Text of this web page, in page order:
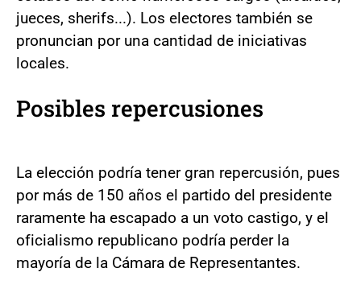
jueces, sherifs...). Los electores también se
pronuncian por una cantidad de iniciativas
locales.
Posibles repercusiones
La elección podría tener gran repercusión, pues
por más de 150 años el partido del presidente
raramente ha escapado a un voto castigo, y el
oficialismo republicano podría perder la
mayoría de la Cámara de Representantes.